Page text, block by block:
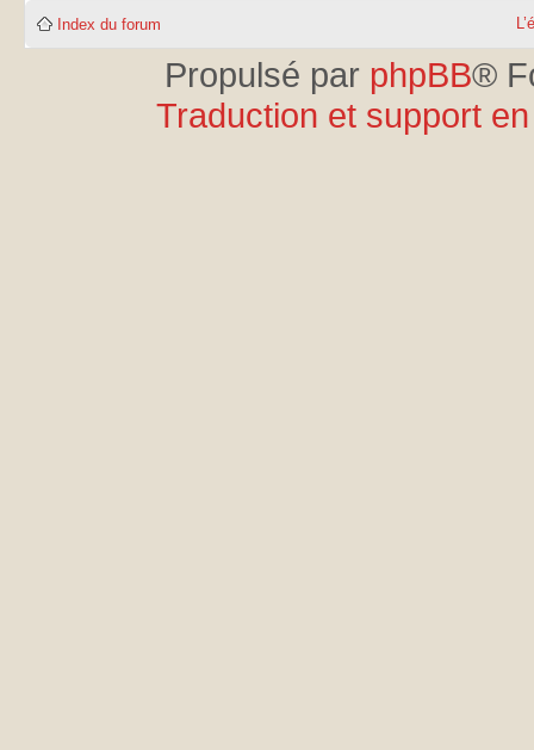
Index du forum
Propulsé par phpBB®
Traduction et support